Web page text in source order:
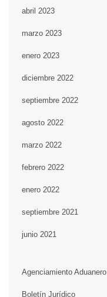
abril 2023
marzo 2023
enero 2023
diciembre 2022
septiembre 2022
agosto 2022
marzo 2022
febrero 2022
enero 2022
septiembre 2021
junio 2021
Agenciamiento Aduanero
Boletín Jurídico